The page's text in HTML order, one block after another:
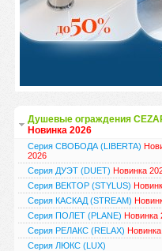
Душевые ограждения
Новинка 2026
Серия СВОБОДА (LIBERTA)
2026
Серия ДУЭТ (DUET) Новинка
Серия ВЕКТОР (STYLUS)
Серия КАСКАД (STREAM)
Серия ПОЛЕТ (PLANE) Новинка
Серия РЕЛАКС (RELAX)
Серия ЛЮКС (LUX)